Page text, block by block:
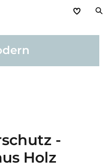
-
Holz